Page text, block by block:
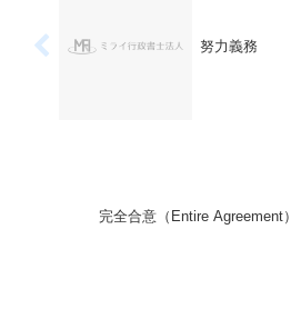
努力義務
完全合意（Entire Agreement）